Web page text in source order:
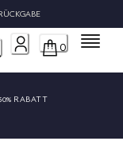
0 Menü
RABATT